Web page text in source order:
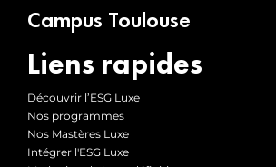
Campus Toulouse
Liens rapides
Découvrir l’ESG Luxe
Nos programmes
Nos Mastères Luxe
Intégrer l'ESG Luxe